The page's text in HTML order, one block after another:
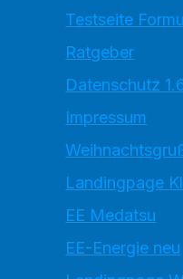
Testseite
Ratgeber
Datenschutz
Impressum
Landingpage
EE Medatsu
EE-Energie neu